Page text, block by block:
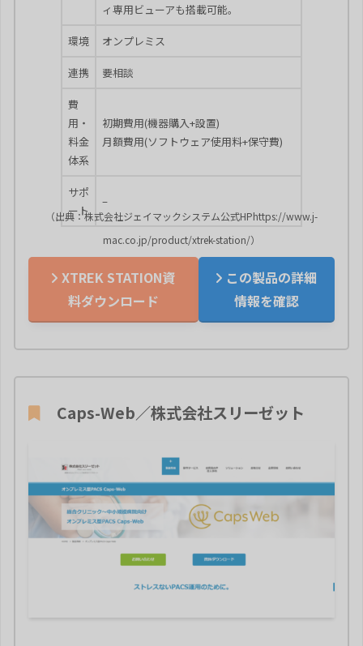
ィ専用ビューアも搭載可能。
環境 オンプレミス
連携 要相談
費
用・
料金
体系
初期費用(機器購入+設置)
月額費用(ソフトウェア使用料+保守費)
サポ
ート
–
（出典：株式会社ジェイマックシステム公式HPhttps://www.j-
mac.co.jp/product/xtrek-station/）
XTREK STATION資
料ダウンロード
この製品の詳細
情報を確認
Caps-Web／株式会社スリーゼット